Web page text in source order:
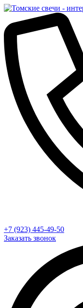
+7 (923) 445-49-50
Заказать звонок